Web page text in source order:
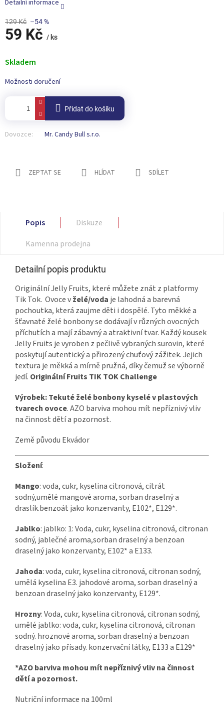
129 Kč –54 %
59 Kč / ks
cena:
Skladem
Možnosti doručení
Přidat do košíku
Dovozce: Mr. Candy Bull s.r.o.
Detailní informace
ZEPTAT SE HLÍDAT SDÍLET
Popis
Diskuze
Kamenna prodejna
Detailní popis produktu
Originální Jelly Fruits, které můžete znát z platformy
Tik Tok. Ovoce vželé/voda je lahodná a barevná
pochoutka, která zaujme děti i dospělé. Tyto měkké a
šťavnaté želé bonbony se dodávají v různých ovocných
příchutích a mají zábavný a atraktivní tvar. Každý kousek
Jelly Fruits je vyroben z pečlivě vybraných surovin, které
poskytují autentický a přirozený chuťový zážitek. Jejich
textura je měkká a mírně pružná, díky čemuž se výborně
jedí. Originální Fruits TIK TOK Challenge
Výrobek: Tekuté želé bonbony kyselé v plastových
tvarech ovoce. AZO barviva mohou mít nepříznivý vliv
na činnost dětí a pozornost.
Země původu Ekvádor
Složení:
Mango: voda, cukr, kyselina citronová, citrát
sodný,umělé mangové aroma, sorban draselný a
draslík.benzoát jako konzervanty, E102*, E129*.
Jablko: jablko: 1: Voda, cukr, kyselina citronová, citronan
sodný, jablečné aroma,sorban draselný a benzoan
draselný jako konzervanty, E102* a E133.
Jahoda: voda, cukr, kyselina citronová, citronan sodný,
umělá kyselina E3. jahodové aroma, sorban draselný a
benzoan draselný jako konzervanty, E129*.
Hrozny: Voda, cukr, kyselina citronová, citronan sodný,
umělé jablko: voda, cukr, kyselina citronová, citronan
sodný. hroznové aroma, sorban draselný a benzoan
draselný jako přísady. konzervační látky, E133 a E129*
*AZO barviva mohou mít nepříznivý vliv na činnost
dětí a pozornost.
Nutriční informace na 100ml